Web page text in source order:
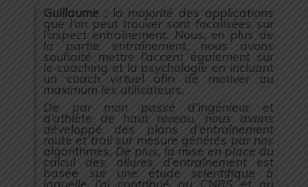
Guillaume : la majorité des applications
que l’on peut trouver sont focalisées sur
l’aspect entraînement. Nous, en plus de
la partie entraînement, nous avons
souhaité mettre l’accent également sur
le coaching et la psychologie en incluant
un coach virtuel afin de motiver au
maximum les utilisateurs.
De par mon passé d’ingénieur et
d’athlète de haut niveau, nous avons
développé des plans d’entraînement
route et trail sur mesure générés par nos
algorithmes. De plus, la mise en place du
calcul des allures d’entraînement est
basée sur une étude scientifique à
laquelle j’ai contribué au CNRS et au